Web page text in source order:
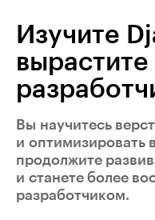
Изучите
вырастите
Вы научитесь
и оптимизировать
продолжите
и станете более
разработчиком.